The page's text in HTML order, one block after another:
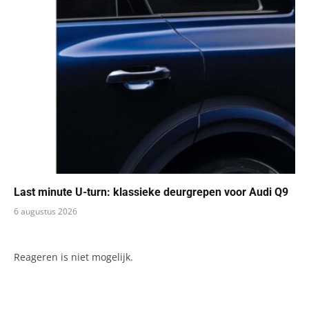
Last minute U-turn: klassieke deurgrepen voor Audi Q9
6 augustus 2026
Reageren is niet mogelijk.